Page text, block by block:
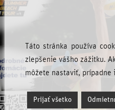
Táto stránka používa
zlepšenie vášho zážitku.
môžete nastaviť, prípadne
Prijať všetko